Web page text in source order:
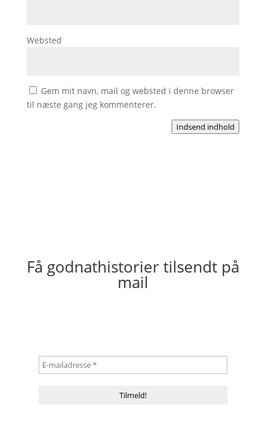
Websted
Gem mit navn, mail og websted i denne browser
til næste gang jeg kommenterer.
Indsend indhold
Få godnathistorier tilsendt på
mail